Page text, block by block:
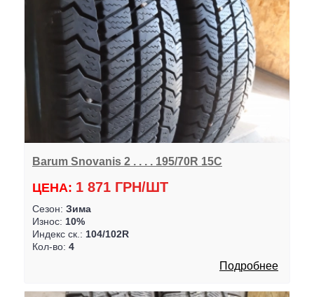
Barum Snovanis 2 . . . . 195/70R 15C
ЦЕНА: 1 871 ГРН/ШТ
Сезон: Зима
Износ: 10%
Индекс ск.: 104/102R
Кол-во: 4
Подробнее